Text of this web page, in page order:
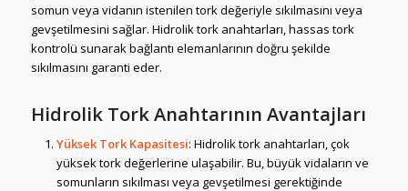
somun veya vidanın istenilen tork değeriyle sıkılmasını veya
gevşetilmesini sağlar. Hidrolik tork anahtarları, hassas tork
kontrolü sunarak bağlantı elemanlarının doğru şekilde
sıkılmasını garanti eder.
Hidrolik Tork Anahtarının Avantajları
Yüksek Tork Kapasitesi: Hidrolik tork anahtarları, çok
yüksek tork değerlerine ulaşabilir. Bu, büyük vidaların ve
somunların sıkılması veya gevşetilmesi gerektiğinde